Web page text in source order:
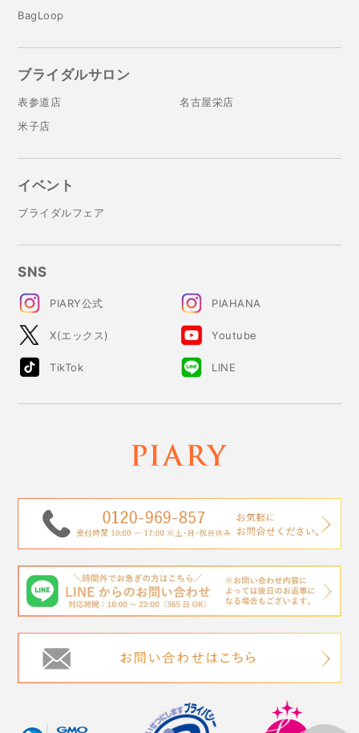
BagLoop
ブライダルサロン
表参道店
名古屋栄店
米子店
イベント
ブライダルフェア
SNS
PIARY公式 PIAHANA
X(エックス) Youtube
TikTok LINE